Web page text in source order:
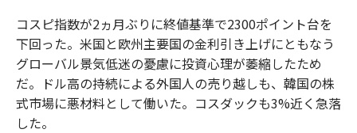
コスピ指数が2ヵ月ぶりに終値基準で2300ポイント台を
下回った。米国と欧州主要国の金利引き上げにともなう
グローバル景気低迷の憂慮に投資心理が萎縮したため
だ。ドル高の持続による外国人の売り越しも、韓国の株
式市場に悪材料として働いた。コスダックも3%近く急落
した。